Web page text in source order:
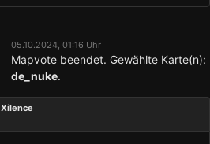
05.10.2024, 01:16 Uhr
Mapvote beendet. Gewählte Karte(n):
de_nuke.
Xilence